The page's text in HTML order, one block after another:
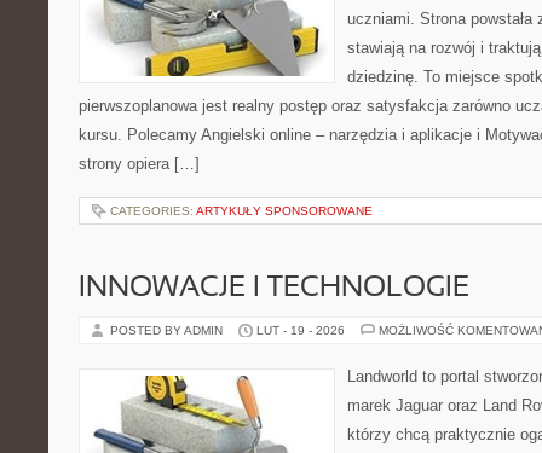
uczniami. Strona
stawiają na rozwój i
dziedzinę. To miejsce
pierwszoplanowa jest realny postęp oraz satysfakcja zarówno
kursu. Polecamy Angielski online – narzędzia i aplikacje i
strony opiera […]
CATEGORIES: ARTYKUŁY SPONSOROWANE
INNOWACJE I TECHNOLOGIE
POSTED BY ADMIN LUT - 19 - 2026 MOŻLIWOŚĆ
Landworld to portal
marek Jaguar oraz Land
którzy chcą praktycznie